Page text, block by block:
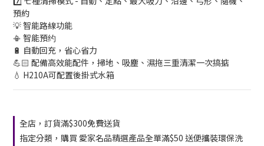
預約
💡 智能路線功能
📳 智能預约
🔋 自動回充，省心省力
💪🏻 配備高效能配件，掃地、吸塵、濕拖三重清潔一次搞掂
💧 H210A可配置後掛式水箱
全店，訂貨滿$300免費送貨
指定分類，購買 愛家名品精選產品全單滿$50 送便攜裝環保洗